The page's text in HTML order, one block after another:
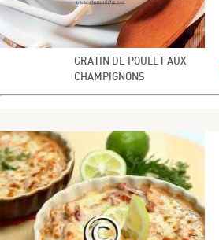
GRATIN DE POULET AUX
CHAMPIGNONS